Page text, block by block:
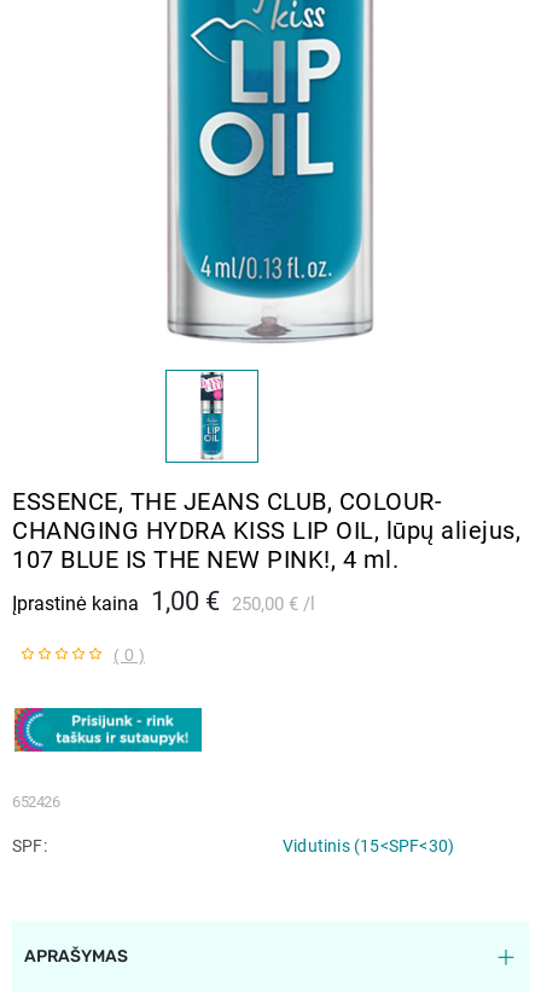
ESSENCE, THE JEANS CLUB, COLOUR-
CHANGING HYDRA KISS LIP OIL, lūpų aliejus,
107 BLUE IS THE NEW PINK!, 4 ml.
Įprastinė kaina 1,00 € 250,00 €
( 0 )
652426
SPF Vidutinis (15<SPF<30)
APRAŠYMAS